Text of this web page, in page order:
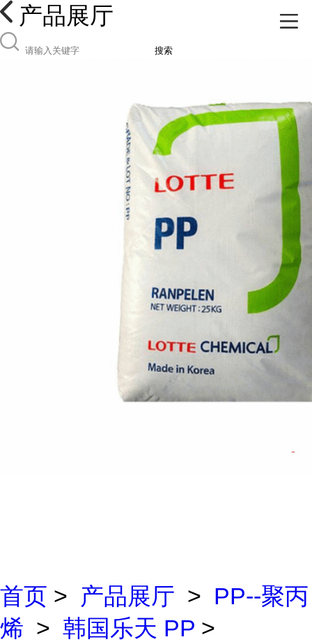
产品展厅
搜索
首页 > 产品展厅 > PP--聚丙
烯 > 韩国乐天 PP >